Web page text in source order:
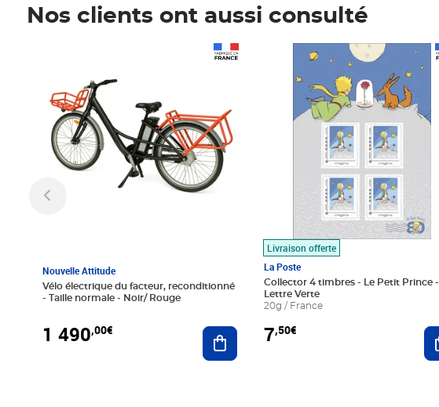
Nos clients ont aussi consulté
Nouvelle Attitude
Vélo électrique du facteur, reconditionné
- Taille normale - Noir/ Rouge
1 490,00€ Ajouter au panier
Livraison offerte
La Poste
Collector 4 timbres - Le Petit Prince -
Lettre Verte
20g / France
7,50€
Prix 7,50€